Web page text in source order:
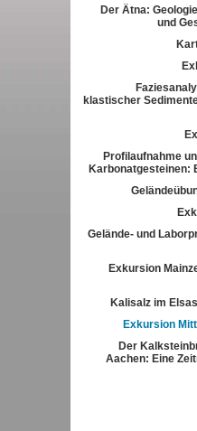
Der Ätna:
und
klastischer
Profilaufnahme
Karbonatgesteinen:
Gelände- und
Exkursion
Kalisalz im
Exkursion
Der
Aachen: Eine